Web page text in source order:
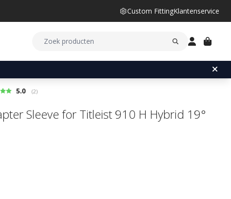
Custom FittingKlantenservice
Gemiddelde beoordeling:
5.0 (aantal stemmen:
2)
Sleeve for Titleist 910 H Hybrid 19°